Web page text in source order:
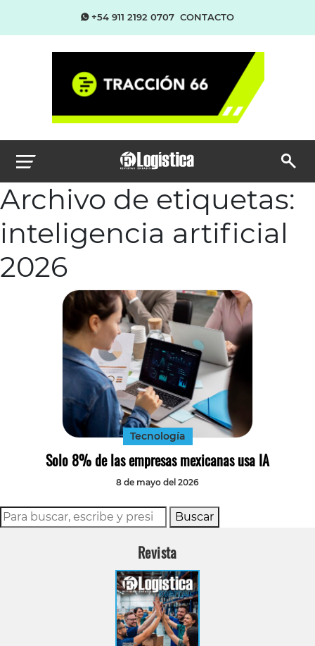
+54 911 2192 0707 CONTACTO
Archivo de etiquetas:
inteligencia artificial
2026
Tecnología
Solo 8% de las empresas mexicanas usa IA
8 de mayo del 2026
Buscar
Revista